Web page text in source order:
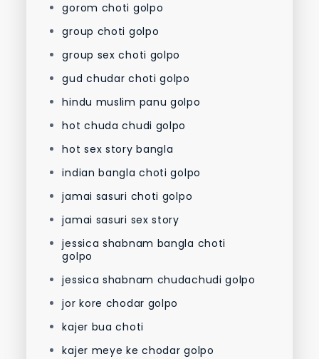
gorom choti golpo
group choti golpo
group sex choti golpo
gud chudar choti golpo
hindu muslim panu golpo
hot chuda chudi golpo
hot sex story bangla
indian bangla choti golpo
jamai sasuri choti golpo
jamai sasuri sex story
jessica shabnam bangla choti
golpo
jessica shabnam chudachudi golpo
jor kore chodar golpo
kajer bua choti
kajer meye ke chodar golpo